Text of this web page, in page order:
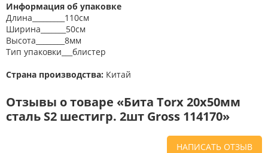
Информация об упаковке
Длина_________110см
Ширина_______50см
Высота________8мм
Тип упаковки___блистер
Страна производства: Китай
Отзывы о товаре «Бита Torx 20х50мм
сталь S2 шестигр. 2шт Gross 114170»
НАПИСАТЬ ОТЗЫВ